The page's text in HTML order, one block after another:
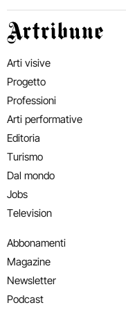
Artribune
Arti visive
Progetto
Professioni
Arti performative
Editoria
Turismo
Dal mondo
Jobs
Television
Abbonamenti
Magazine
Newsletter
Podcast